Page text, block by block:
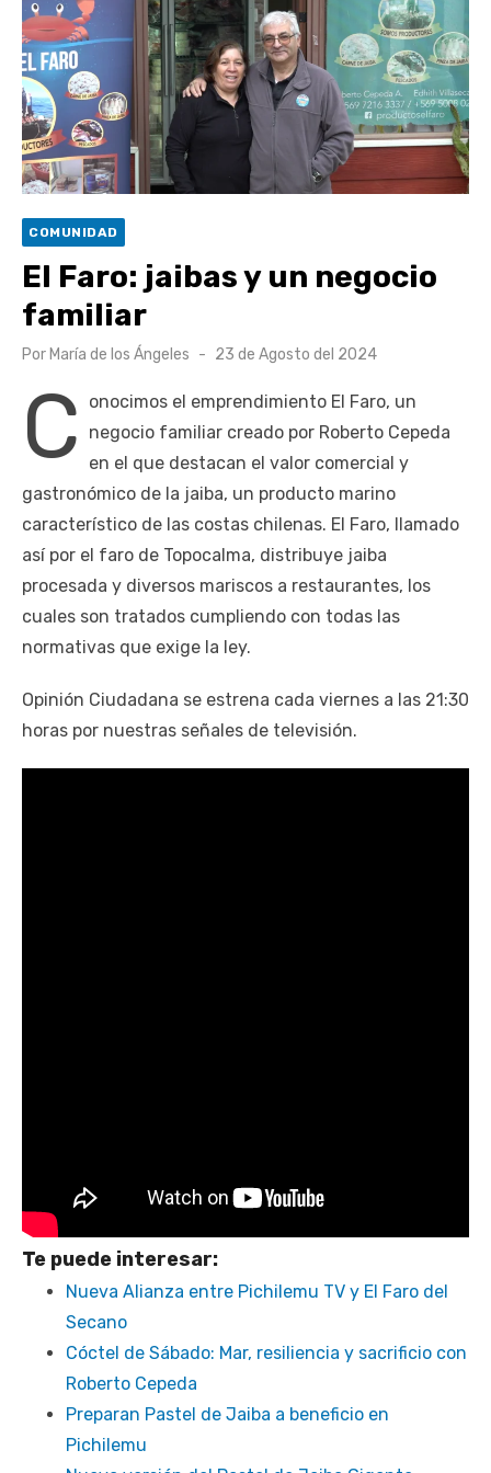
Retrospectiva 2026 | Capítulo 03: lessons on flight – Cecilia
Araneda
Cantor Popular Raúl Acevedo celebra 50 años de carrera en
Pichilemu
Cóctel de Sábado: Sistema frontal en Pichilemu junto al
alcalde Roberto Córdova
esterilización de mascotas
COMUNIDAD
El Faro: jaibas y un negocio
familiar
Por María de los Ángeles
Publicado
23 de Agosto del 2024
C
onocimos el emprendimiento El Faro, un
negocio familiar creado por Roberto Cepeda
en el que destacan el valor comercial y
gastronómico de la jaiba, un producto marino
característico de las costas chilenas. El Faro, llamado
así por el faro de Topocalma, distribuye jaiba
procesada y diversos mariscos a restaurantes, los
cuales son tratados cumpliendo con todas las
normativas que exige la ley.
Opinión Ciudadana se estrena cada viernes a las 21:30
horas por nuestras señales de televisión.
Te puede interesar:
Nueva Alianza entre Pichilemu TV y El Faro del
Secano
Cóctel de Sábado: Mar, resiliencia y sacrificio con
Roberto Cepeda
Preparan Pastel de Jaiba a beneficio en
Pichilemu